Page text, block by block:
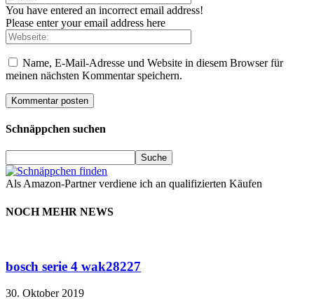
You have entered an incorrect email address!
Please enter your email address here
Name, E-Mail-Adresse und Website in diesem Browser für
meinen nächsten Kommentar speichern.
Schnäppchen suchen
Als Amazon-Partner verdiene ich an qualifizierten Käufen
NOCH MEHR NEWS
bosch serie 4 wak28227
30. Oktober 2019